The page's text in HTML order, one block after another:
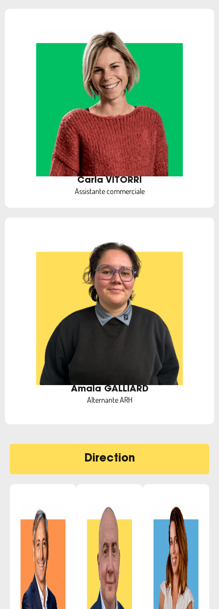
Carla VITORRI
Assistante commerciale
Amaia GALLIARD
Alternante ARH
Direction